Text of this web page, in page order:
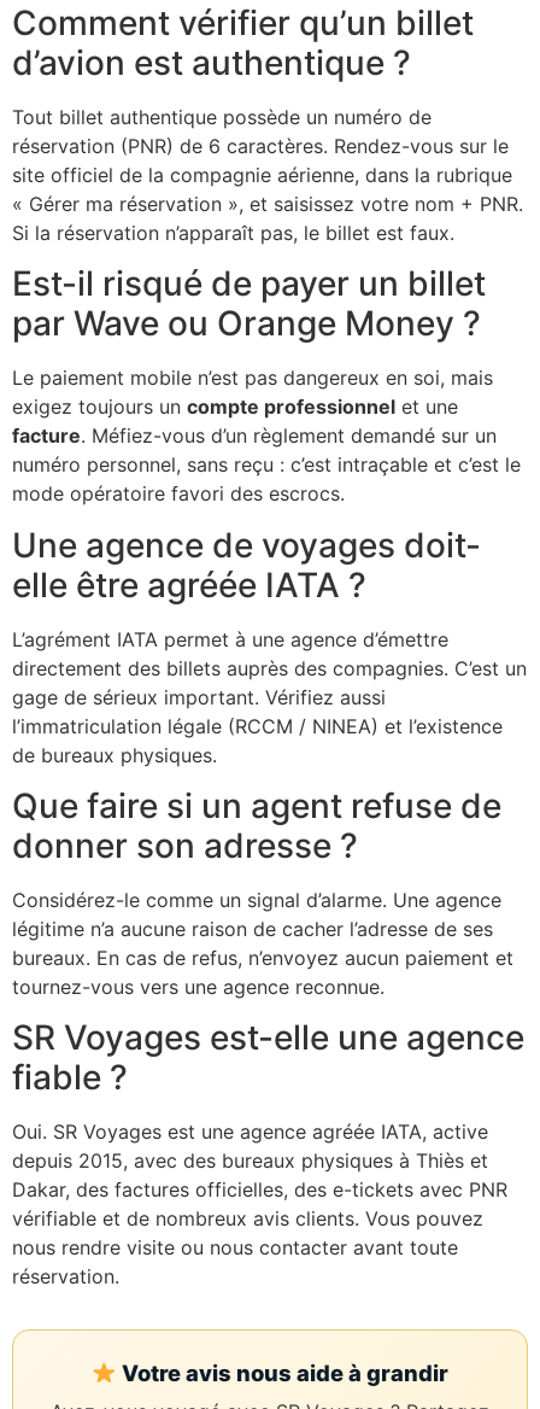
Comment vérifier qu’un billet
d’avion est authentique ?
Tout billet authentique possède un numéro de
réservation (PNR) de 6 caractères. Rendez-vous sur le
site officiel de la compagnie aérienne, dans la rubrique
« Gérer ma réservation », et saisissez votre nom + PNR.
Si la réservation n’apparaît pas, le billet est faux.
Est-il risqué de payer un billet
par Wave ou Orange Money ?
Le paiement mobile n’est pas dangereux en soi, mais
exigez toujours un compte professionnel et une
facture. Méfiez-vous d’un règlement demandé sur un
numéro personnel, sans reçu : c’est intraçable et c’est le
mode opératoire favori des escrocs.
Une agence de voyages doit-
elle être agréée IATA ?
L’agrément IATA permet à une agence d’émettre
directement des billets auprès des compagnies. C’est un
gage de sérieux important. Vérifiez aussi
l’immatriculation légale (RCCM / NINEA) et l’existence
de bureaux physiques.
Que faire si un agent refuse de
donner son adresse ?
Considérez-le comme un signal d’alarme. Une agence
légitime n’a aucune raison de cacher l’adresse de ses
bureaux. En cas de refus, n’envoyez aucun paiement et
tournez-vous vers une agence reconnue.
SR Voyages est-elle une agence
fiable ?
Oui. SR Voyages est une agence agréée IATA, active
depuis 2015, avec des bureaux physiques à Thiès et
Dakar, des factures officielles, des e-tickets avec PNR
vérifiable et de nombreux avis clients. Vous pouvez
nous rendre visite ou nous contacter avant toute
réservation.
Votre avis nous aide à grandir
Disponible • Thiès & Dakar